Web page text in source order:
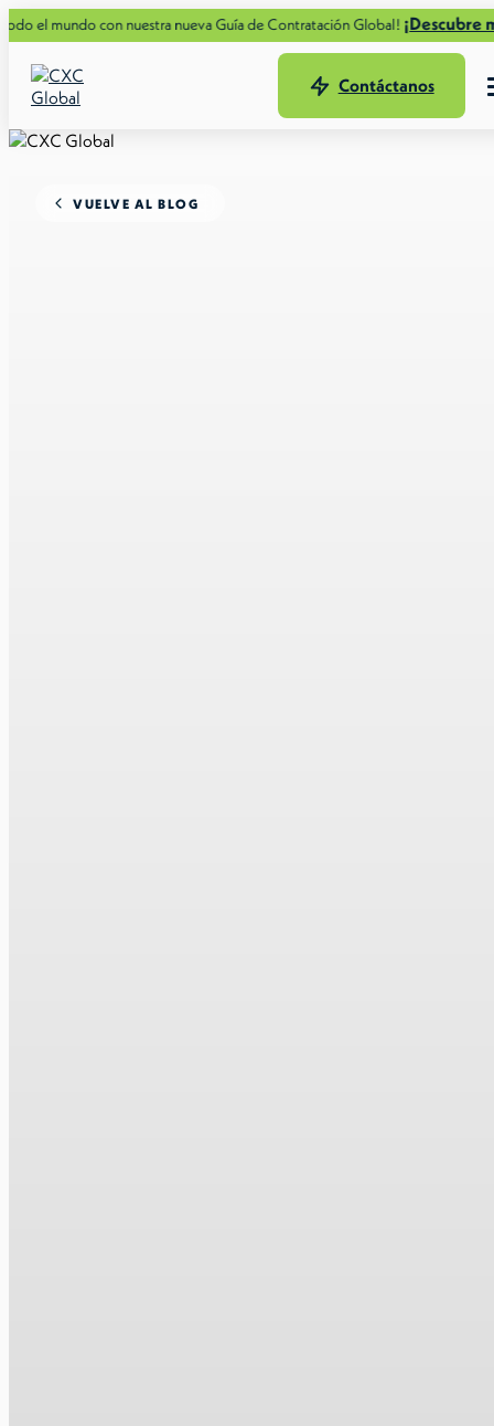
con nuestra nueva Guía de Contratación Global!¡Descubre más
Contáctanos
VUELVE AL BLOG